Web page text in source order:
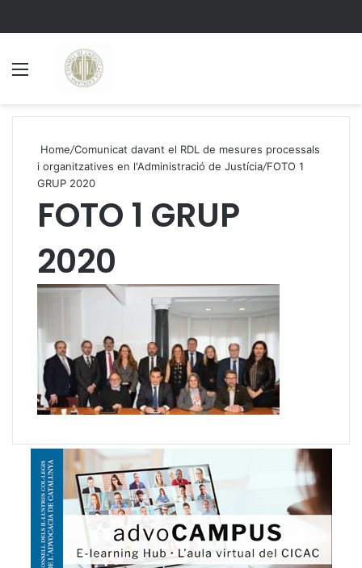
Home/Comunicat davant el RDL de mesures processals
i organitzatives en l'Administració de Justícia/FOTO 1
GRUP 2020
FOTO 1 GRUP
2020